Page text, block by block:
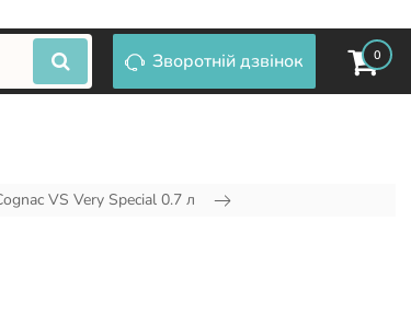
Зворотній дзвінок 0
VS Very Special 0.7 л